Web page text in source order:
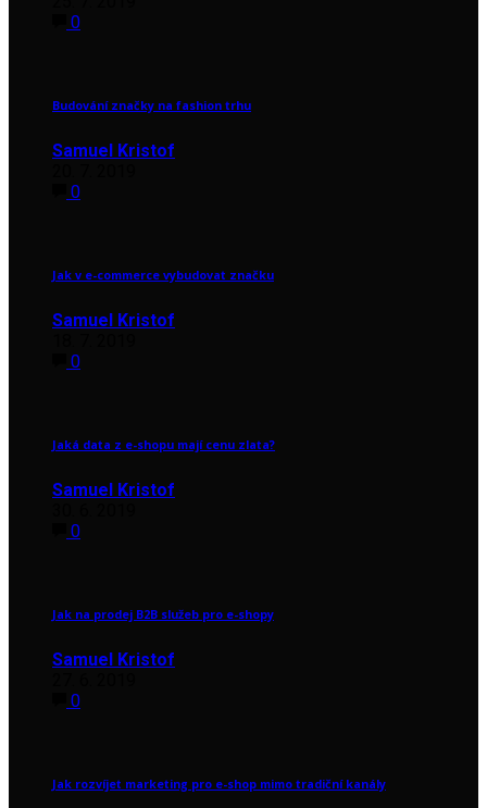
0
Budování značky na fashion trhu
Samuel Kristof
0
Jak v e-commerce vybudovat značku
Samuel Kristof
0
Jaká data z e-shopu mají cenu zlata?
Samuel Kristof
0
Jak na prodej B2B služeb pro e-shopy
Samuel Kristof
0
Jak rozvíjet marketing pro e-shop mimo tradiční kanály